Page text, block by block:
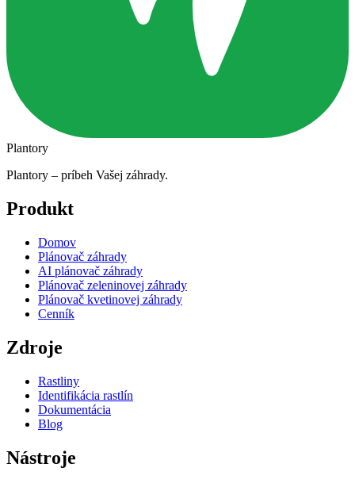
Plantory
Plantory – príbeh Vašej záhrady.
Produkt
Domov
Plánovač záhrady
AI plánovač záhrady
Plánovač zeleninovej záhrady
Plánovač kvetinovej záhrady
Cenník
Zdroje
Rastliny
Identifikácia rastlín
Dokumentácia
Blog
Nástroje